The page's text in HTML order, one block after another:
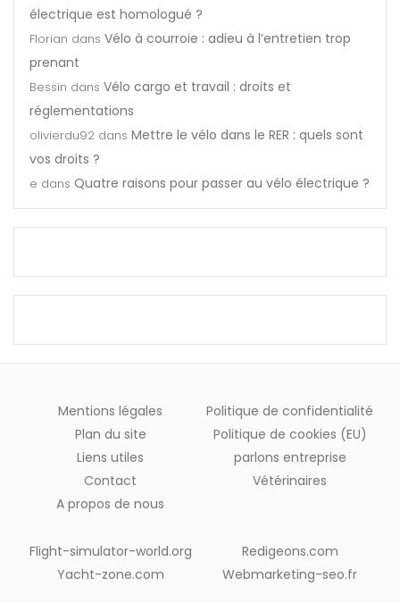
électrique est homologué ?
Florian dans Vélo à courroie : adieu à l’entretien trop
prenant
Bessin dans Vélo cargo et travail : droits et
réglementations
olivierdu92 dans Mettre le vélo dans le RER : quels sont
vos droits ?
e dans Quatre raisons pour passer au vélo électrique ?
Mentions légales
Plan du site
Liens utiles
Contact
A propos de nous
Politique de confidentialité
Politique de cookies (EU)
parlons entreprise
Vétérinaires
Flight-simulator-world.org
Yacht-zone.com
Redigeons.com
Webmarketing-seo.fr